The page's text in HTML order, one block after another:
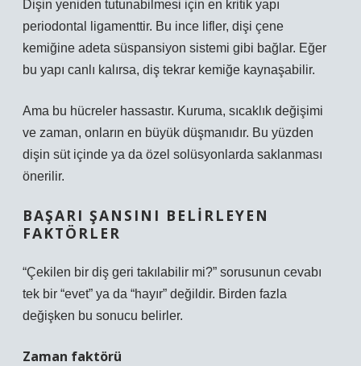
Dişin yeniden tutunabilmesi için en kritik yapı
periodontal ligamenttir. Bu ince lifler, dişi çene
kemiğine adeta süspansiyon sistemi gibi bağlar. Eğer
bu yapı canlı kalırsa, diş tekrar kemiğe kaynaşabilir.
Ama bu hücreler hassastır. Kuruma, sıcaklık değişimi
ve zaman, onların en büyük düşmanıdır. Bu yüzden
dişin süt içinde ya da özel solüsyonlarda saklanması
önerilir.
BAŞARI ŞANSINI BELIRLEYEN
FAKTÖRLER
“Çekilen bir diş geri takılabilir mi?” sorusunun cevabı
tek bir “evet” ya da “hayır” değildir. Birden fazla
değişken bu sonucu belirler.
Zaman faktörü